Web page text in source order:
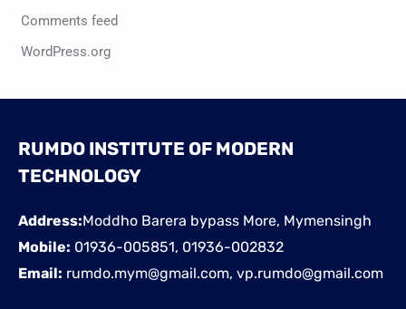
Comments feed
WordPress.org
RUMDO INSTITUTE OF MODERN
TECHNOLOGY
Address:Moddho Barera bypass More, Mymensingh
Mobile: 01936-005851, 01936-002832
Email: rumdo.mym@gmail.com, vp.rumdo@gmail.com